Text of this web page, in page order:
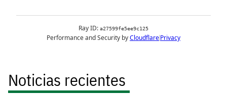
Noticias recientes